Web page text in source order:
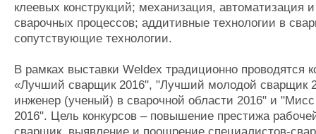
клеевых конструкций; механизация, автоматизация
сварочных процессов; аддитивные технологии в
сопутствующие технологии.
В рамках выставки Weldex традиционно проводятся
«Лучший сварщик 2016", "Лучший молодой сварщик
инженер (ученый) в сварочной области 2016" и
2016". Цель конкурсов – повышение престижа